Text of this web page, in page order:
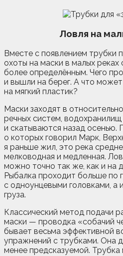
Ловля на
Вместе с появлением трубки
охоты на маски в малых
более определённым. Чего
и вышли на берег. А что может
на мягкий пластик?
Маски заходят в
речных систем, водохранилищ
и скатываются назад осенью.
о которых говорил Марк,
я раньше жил, это река
мелководная и медленная.
можно точно так же, как и на
Рыбалка проходит больше по
с одноунцевыми головками, а
груза.
Классический метод подачи
маски — проводка «собачий
бывает весьма эффективной
упражнений с трубками. Она
менее предсказуемой.